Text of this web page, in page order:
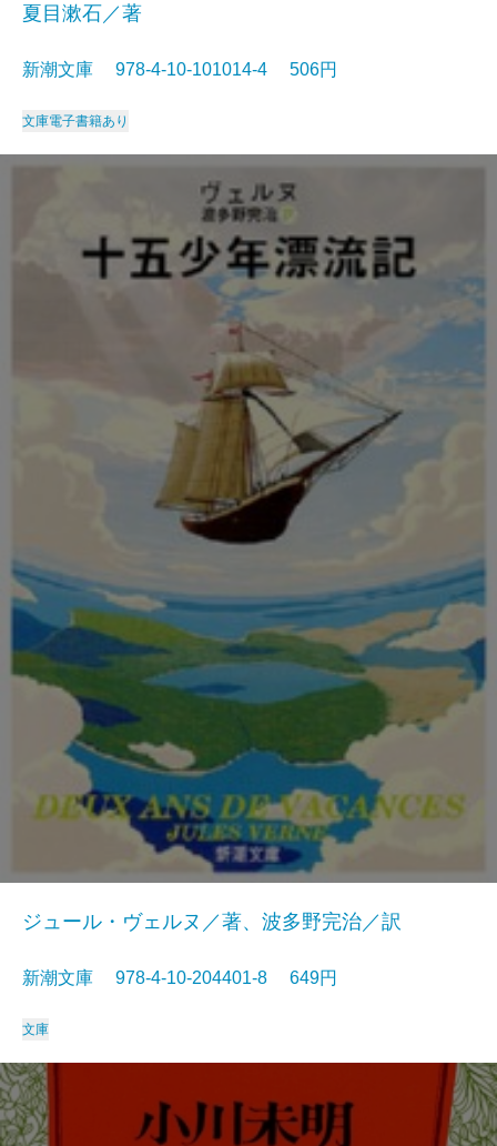
夏目漱石／著
新潮文庫 978-4-10-101014-4 506円
文庫電子書籍あり
ジュール・ヴェルヌ／著、波多野完治／訳
新潮文庫 978-4-10-204401-8 649円
文庫